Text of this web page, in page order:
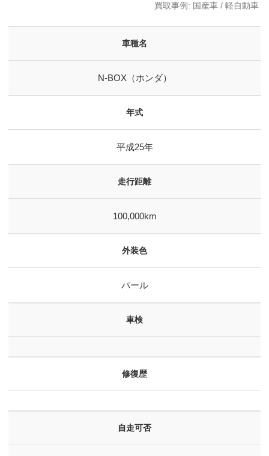
買取事例: 国産車 / 軽自動車
車種名
N-BOX（ホンダ）
年式
平成25年
走行距離
100,000km
外装色
パール
車検
修復歴
自走可否